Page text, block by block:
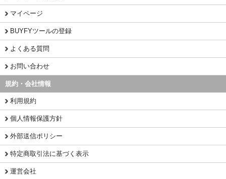
マイページ
BUYFYツールの登録
よくある質問
お問い合わせ
規約・会社情報
利用規約
個人情報保護方針
外部送信ポリシー
特定商取引法に基づく表示
運営会社